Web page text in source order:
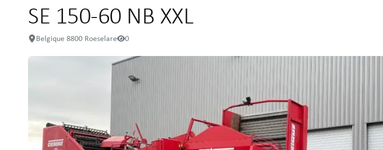
SE 150-60 NB XXL
Belgique 8800 Roeselare 0